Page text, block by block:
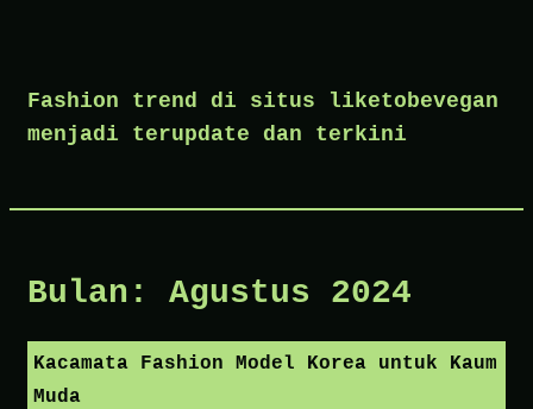
content
Fashion trend di situs liketobevegan
menjadi terupdate dan terkini
Bulan: Agustus 2024
Kacamata Fashion Model Korea untuk Kaum
Muda